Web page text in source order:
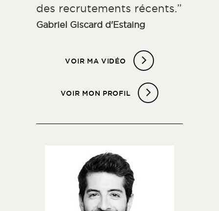
des recrutements récents.”
Gabriel Giscard d'Estaing
VOIR MA VIDÉO
VOIR MON PROFIL